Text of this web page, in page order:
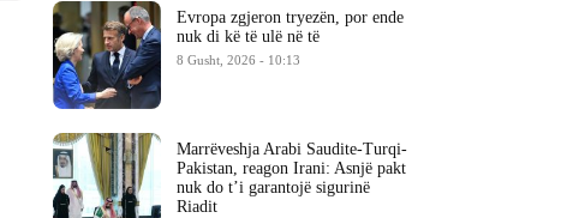
Evropa zgjeron tryezën, por ende
nuk di kë të ulë në të
8 Gusht, 2026 - 10:13
Marrëveshja Arabi Saudite-Turqi-
Pakistan, reagon Irani: Asnjë pakt
nuk do t’i garantojë sigurinë
Riadit